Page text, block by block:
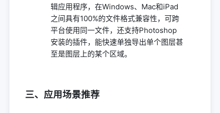
辑应用程序，在Windows、Mac和iPad
之间具有100%的文件格式兼容性，可跨
平台使用同一文件，还支持Photoshop
安装的插件，能快速单独导出单个图层甚
至是图层上的某个区域。
三、应用场景推荐